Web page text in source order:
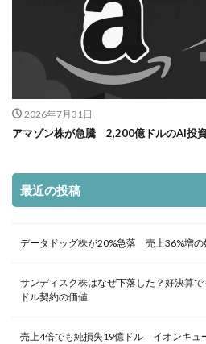
2026年7月31日
アマゾン株が急騰 2,200億ドルのAI投資
最近の投稿
データドッグ株が20%急落 売上36%増の
サンディスク株はなぜ下落した？好決算
ドル契約の価値
売上4倍でも純損失19億ドル イオンキュ